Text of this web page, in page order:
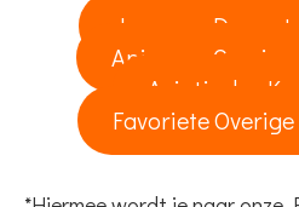
Japanse Dessert
Anime en
Aziatische
Favoriete